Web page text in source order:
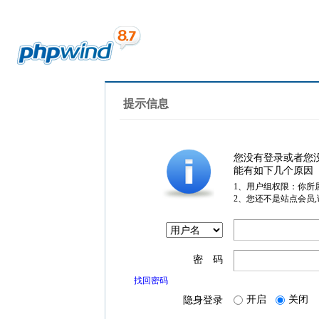
提示信息
您没有登录或者您
能有如下几个原因
1、用户组权限：你所
2、您还不是站点会员
密 码
找回密码
隐身登录 开启 关闭